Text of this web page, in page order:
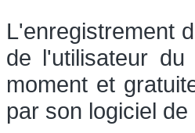
L'enregistrement
de l'utilisateur
moment et
par son logiciel de